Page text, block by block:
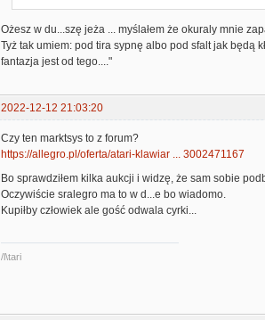
Ożesz w du...szę jeża ... myślałem że okuraly mnie
Tyż tak umiem: pod tira sypnę albo pod sfalt jak będą
fantazja jest od tego...."
2022-12-12 21:03:20
Czy ten marktsys to z forum?
https://allegro.pl/oferta/atari-klawiar ... 3002471167
Bo sprawdziłem kilka aukcji i widzę, że sam sobie
Oczywiście sralegro ma to w d...e bo wiadomo.
Kupiłby człowiek ale gość odwala cyrki...
/l\tari